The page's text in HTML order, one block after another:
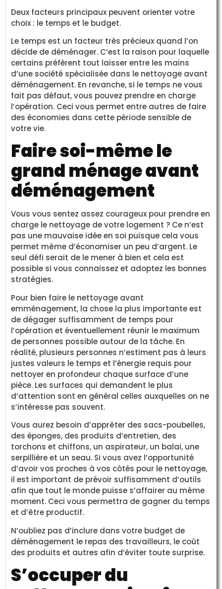
Deux facteurs principaux peuvent orienter votre
choix : le temps et le budget.
Le temps est un facteur très précieux quand l’on
décide de déménager. C’est la raison pour laquelle
certains préfèrent tout laisser entre les mains
d’une société spécialisée dans le nettoyage avant
déménagement. En revanche, si le temps ne vous
fait pas défaut, vous pouvez prendre en charge
l’opération. Ceci vous permet entre autres de faire
des économies dans cette période sensible de
votre vie.
Faire soi-même le
grand ménage avant
déménagement
Vous vous sentez assez courageux pour prendre en
charge le nettoyage de votre logement ? Ce n’est
pas une mauvaise idée en soi puisque cela vous
permet même d’économiser un peu d’argent. Le
seul défi serait de le mener à bien et cela est
possible si vous connaissez et adoptez les bonnes
stratégies.
Pour bien faire le nettoyage avant
emménagement, la chose la plus importante est
de dégager suffisamment de temps pour
l’opération et éventuellement réunir le maximum
de personnes possible autour de la tâche. En
réalité, plusieurs personnes n’estiment pas à leurs
justes valeurs le temps et l’énergie requis pour
nettoyer en profondeur chaque surface d’une
pièce. Les surfaces qui demandent le plus
d’attention sont en général celles auxquelles on ne
s’intéresse pas souvent.
Vous aurez besoin d’apprêter des sacs-poubelles,
des éponges, des produits d’entretien, des
torchons et chiffons, un aspirateur, un balai, une
serpillière et un seau. Si vous avez l’opportunité
d’avoir vos proches à vos côtés pour le nettoyage,
il est important de prévoir suffisamment d’outils
afin que tout le monde puisse s’affairer au même
moment. Ceci vous permettra de gagner du temps
et d’être productif.
N’oubliez pas d’inclure dans votre budget de
déménagement le repas des travailleurs, le coût
des produits et autres afin d’éviter toute surprise.
S’occuper du